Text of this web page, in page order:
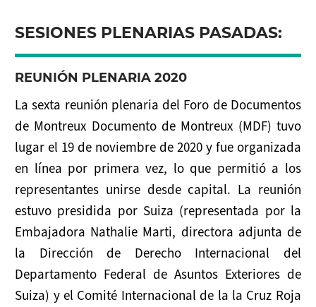
SESIONES PLENARIAS PASADAS:
REUNIÓN PLENARIA 2020
La sexta reunión plenaria del Foro de Documentos
de Montreux Documento de Montreux (MDF) tuvo
lugar el 19 de noviembre de 2020 y fue organizada
en línea por primera vez, lo que permitió a los
representantes unirse desde capital. La reunión
estuvo presidida por Suiza (representada por la
Embajadora Nathalie Marti, directora adjunta de
la Dirección de Derecho Internacional del
Departamento Federal de Asuntos Exteriores de
Suiza) y el Comité Internacional de la la Cruz Roja